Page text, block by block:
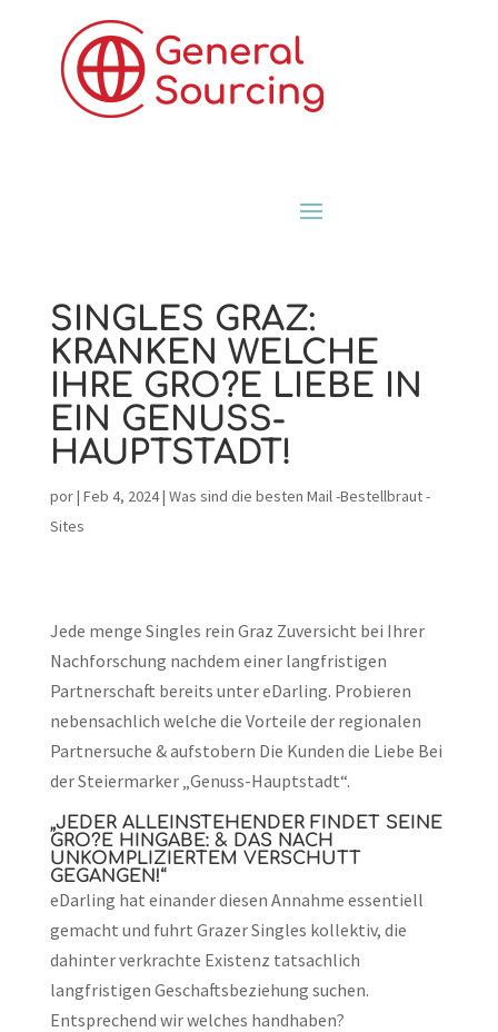
SINGLES GRAZ:
KRANKEN WELCHE
IHRE GRO?E LIEBE IN
EIN GENUSS-
HAUPTSTADT!
por| Feb 4, 2024| Was sind die besten Mail -Bestellbraut -
Sites
Jede menge Singles rein Graz Zuversicht bei Ihrer
Nachforschung nachdem einer langfristigen
Partnerschaft bereits unter eDarling. Probieren
nebensachlich welche die Vorteile der regionalen
Partnersuche & aufstobern Die Kunden die Liebe Bei
der Steiermarker „Genuss-Hauptstadt“.
„JEDER ALLEINSTEHENDER FINDET SEINE
GRO?E HINGABE: & DAS NACH
UNKOMPLIZIERTEM VERSCHUTT
GEGANGEN!“
eDarling hat einander diesen Annahme essentiell
gemacht und fuhrt Grazer Singles kollektiv, die
dahinter verkrachte Existenz tatsachlich
langfristigen Geschaftsbeziehung suchen.
Entsprechend wir welches handhaben?